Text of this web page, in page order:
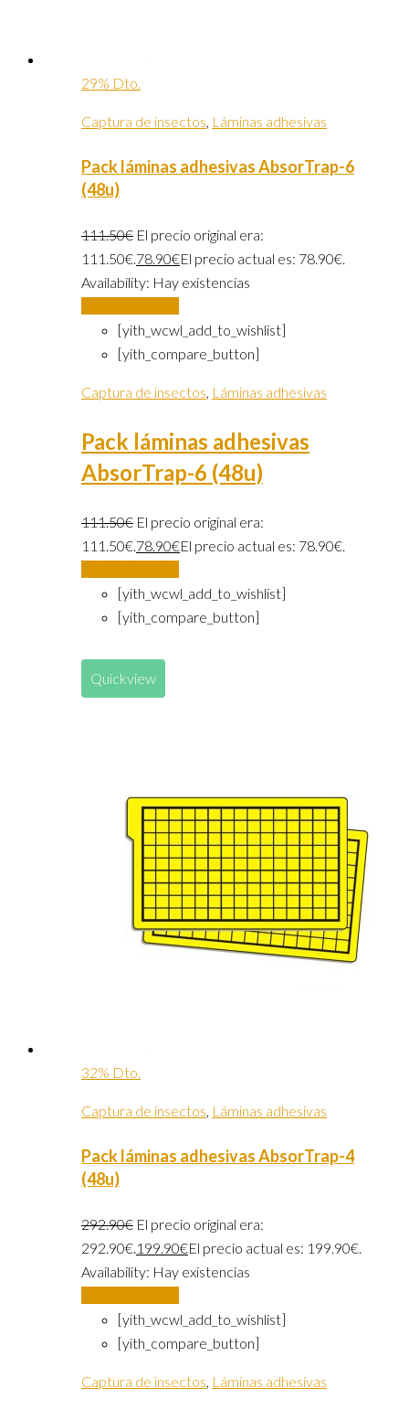
29% Dto.
Captura de insectos, Láminas adhesivas
Pack láminas adhesivas AbsorTrap-6
(48u)
111.50€ El precio original era:
111.50€.78.90€El precio actual es: 78.90€.
Availability: Hay existencias
[yith_wcwl_add_to_wishlist]
[yith_compare_button]
Captura de insectos, Láminas adhesivas
Pack láminas adhesivas
AbsorTrap-6 (48u)
111.50€ El precio original era:
111.50€.78.90€El precio actual es: 78.90€.
[yith_wcwl_add_to_wishlist]
[yith_compare_button]
Quickview
32% Dto.
Captura de insectos, Láminas adhesivas
Pack láminas adhesivas AbsorTrap-4
(48u)
292.90€ El precio original era:
292.90€.199.90€El precio actual es: 199.90€.
Availability: Hay existencias
[yith_wcwl_add_to_wishlist]
[yith_compare_button]
Captura de insectos, Láminas adhesivas